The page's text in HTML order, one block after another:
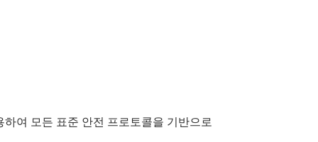
여 모든 표준 안전 프로토콜을 기반으로